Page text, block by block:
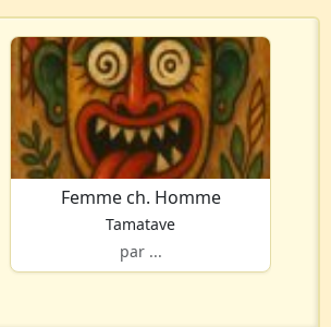
Femme ch. Homme
Tamatave
par ...